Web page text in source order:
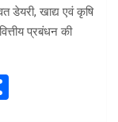
डेयरी, खाद्य एवं कृषि
प्रबंधन की